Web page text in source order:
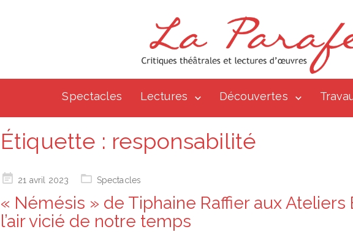
Spectacles Lectures Découvertes
Étiquette : responsabilité
Posted21 avril 2023 Spectacles
« Némésis » de Tiphaine Raffier aux Ateliers
l’air vicié de notre temps